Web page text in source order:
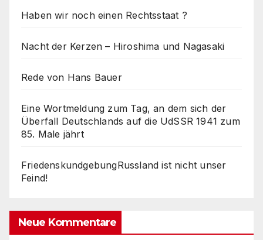
Haben wir noch einen Rechtsstaat ?
Nacht der Kerzen – Hiroshima und Nagasaki
Rede von Hans Bauer
Eine Wortmeldung zum Tag, an dem sich der
Überfall Deutschlands auf die UdSSR 1941 zum
85. Male jährt
FriedenskundgebungRussland ist nicht unser
Feind!
Neue Kommentare